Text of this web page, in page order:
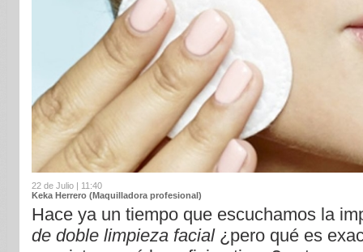
22 de Julio | 11:40
Keka Herrero (Maquilladora profesional)
Hace ya un tiempo que escuchamos la
de doble limpieza facial¿pero qué es